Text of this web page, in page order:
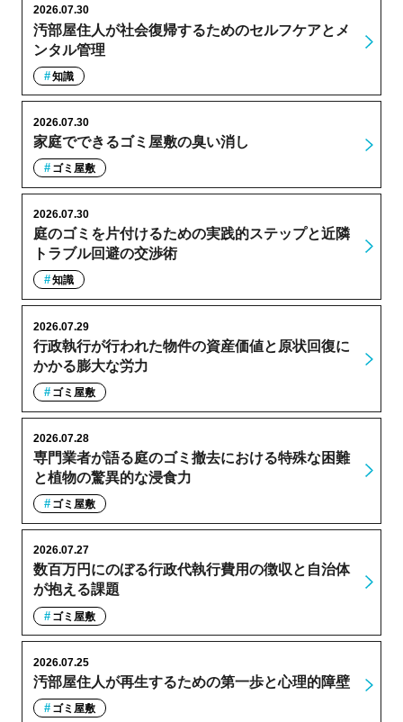
汚部屋住人が社会復帰するためのセルフケアとメ
ンタル管理
2026.07.30
知識
家庭でできるゴミ屋敷の臭い消し
2026.07.30
ゴミ屋敷
庭のゴミを片付けるための実践的ステップと近隣
トラブル回避の交渉術
2026.07.30
知識
行政執行が行われた物件の資産価値と原状回復に
かかる膨大な労力
2026.07.29
ゴミ屋敷
専門業者が語る庭のゴミ撤去における特殊な困難
と植物の驚異的な浸食力
2026.07.28
ゴミ屋敷
数百万円にのぼる行政代執行費用の徴収と自治体
が抱える課題
2026.07.27
ゴミ屋敷
汚部屋住人が再生するための第一歩と心理的障壁
2026.07.25
ゴミ屋敷